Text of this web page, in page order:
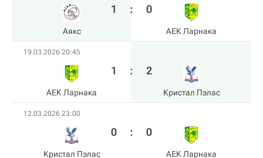
Аякс
1 : 0
АЕК Ларнака
19.03.2026 20:45
АЕК Ларнака
1 : 2
Кристал Пэлас
12.03.2026 23:00
Кристал Пэлас
0 : 0
АЕК Ларнака